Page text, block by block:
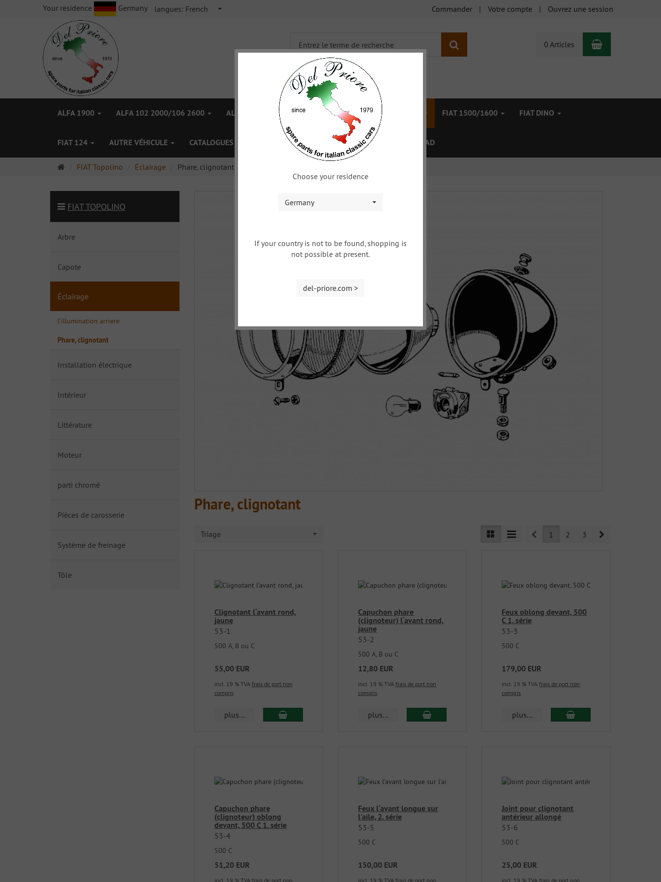
Your residence Germany langues: French Commander Votre compte Ouvrez une session
0 Articles Panier
ALFA 1900 ALFA 102 2000/106 2600 ALFA 750/101 ALFA 105/115 FIAT TOPOLINO FIAT 1500/1600 FIAT DINO
FIAT 124 AUTRE VÉHICULE CATALOGUES OFFRES SPÉCIAL COUPON XY DOWNLOAD
PageFIAT Topolino Éclairage Phare, clignotant
Phare, clignotant
Triage Prev1 2 3 Next
Clignotant l‘avant rond,
jaune
53-1
500 A, B ou C
55,00 EUR
incl. 19 % TVA frais de port non
compris
plus...
Capuchon phare
(clignoteur) l‘avant rond,
jaune
53-2
500 A, B ou C
12,80 EUR
incl. 19 % TVA frais de port non
compris
plus...
Feux oblong devant, 500
C 1. série
53-3
500 C
179,00 EUR
incl. 19 % TVAfrais de port non
compris
plus...
Capuchon phare
(clignoteur) oblong
devant, 500 C 1. série
53-4
500 C
51,20 EUR
incl. 19 % TVA frais de port non
Feux l‘avant longue sur
l'aile, 2. série
53-5
500 C
150,00 EUR
incl. 19 % TVA frais de port non
Joint pour clignotant
antérieur allongé
53-6
500 C
25,00 EUR
incl. 19 % TVAfrais de port non
FIAT TOPOLINO
Arbre
Capote
Éclairage
l'illumination arriere
Phare, clignotant
Installation électrique
Intérieur
Littérature
Moteur
parti chromé
Pièces de carosserie
Système de freinage
Tôle
Choose your residence
Germany
If your country is not to be found, shopping is
not possible at present.
del-priore.com >